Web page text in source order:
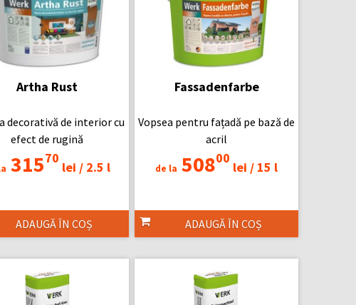
Artha Rust
decorativă de interior cu
efect de rugină
31570
lei /2.5 l
ADAUGĂ ÎN COȘ
Fassadenfarbe
Vopsea pentru fațadă pe bază de
acril
de la 50800
lei / 15 l
ADAUGĂ ÎN COȘ